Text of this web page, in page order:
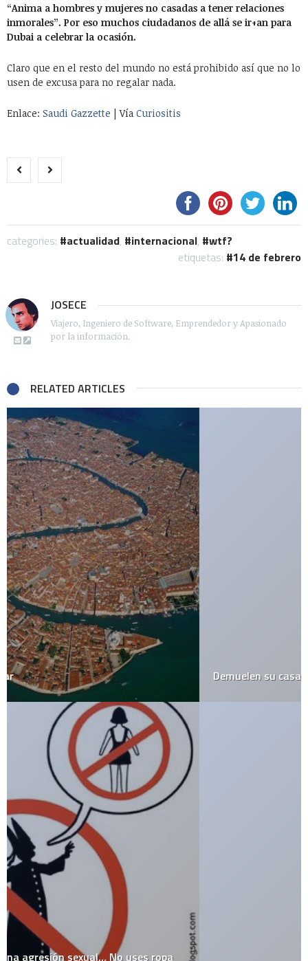
“Anima a hombres y mujeres no casadas a tener relaciones
inmorales”. Por eso muchos ciudadanos de allá se ir+an para
Dubai a celebrar la ocasión.
Claro que en el resto del mundo no está prohibido así que no lo
usen de excusa para no regalar nada.
Enlace: Saudi Gazzette | Vía Curiositis
categories: actualidad, internacional,
wtf?
etiquetas:
14 de febrero
JOSECE
Viajero, Ingeniero de Software, Emprendedor y Apasionado
por la información.
RELATED ARTICLES
Demuelen su casa mientras no estaba